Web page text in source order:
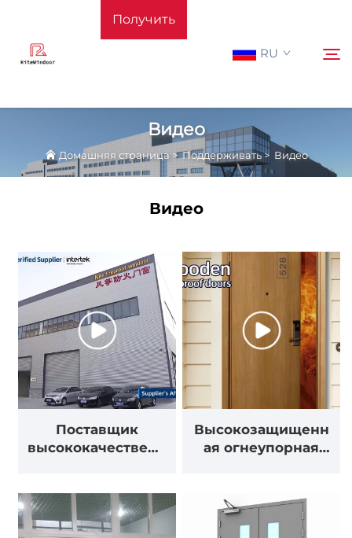
Получить
RU
Домашняя страница
Продукция
Применение
Новости
Связаться С Нами
Поиск
Видео
Домашняя страница>Поддерживать> Видео
Видео
Поставщик
высококачественн
настраиваемые
решения для
Высокозащищенн
ая огнеупорная
огнестойкости для
аварийной защиты